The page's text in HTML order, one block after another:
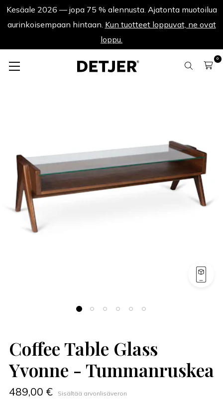
Kesäale 2026 — jopa 75 % alennusta. Ajatonta muotoilua
aurinkoisempaan hintaan. Kun tuotteet loppuvat, ne ovat
loppu.
0
Coffee Table Glass Yvonne - Tummanruskea
Coffee Table Glass
Yvonne - Tummanruskea
489,00 € Sisältää arvonlisäveron